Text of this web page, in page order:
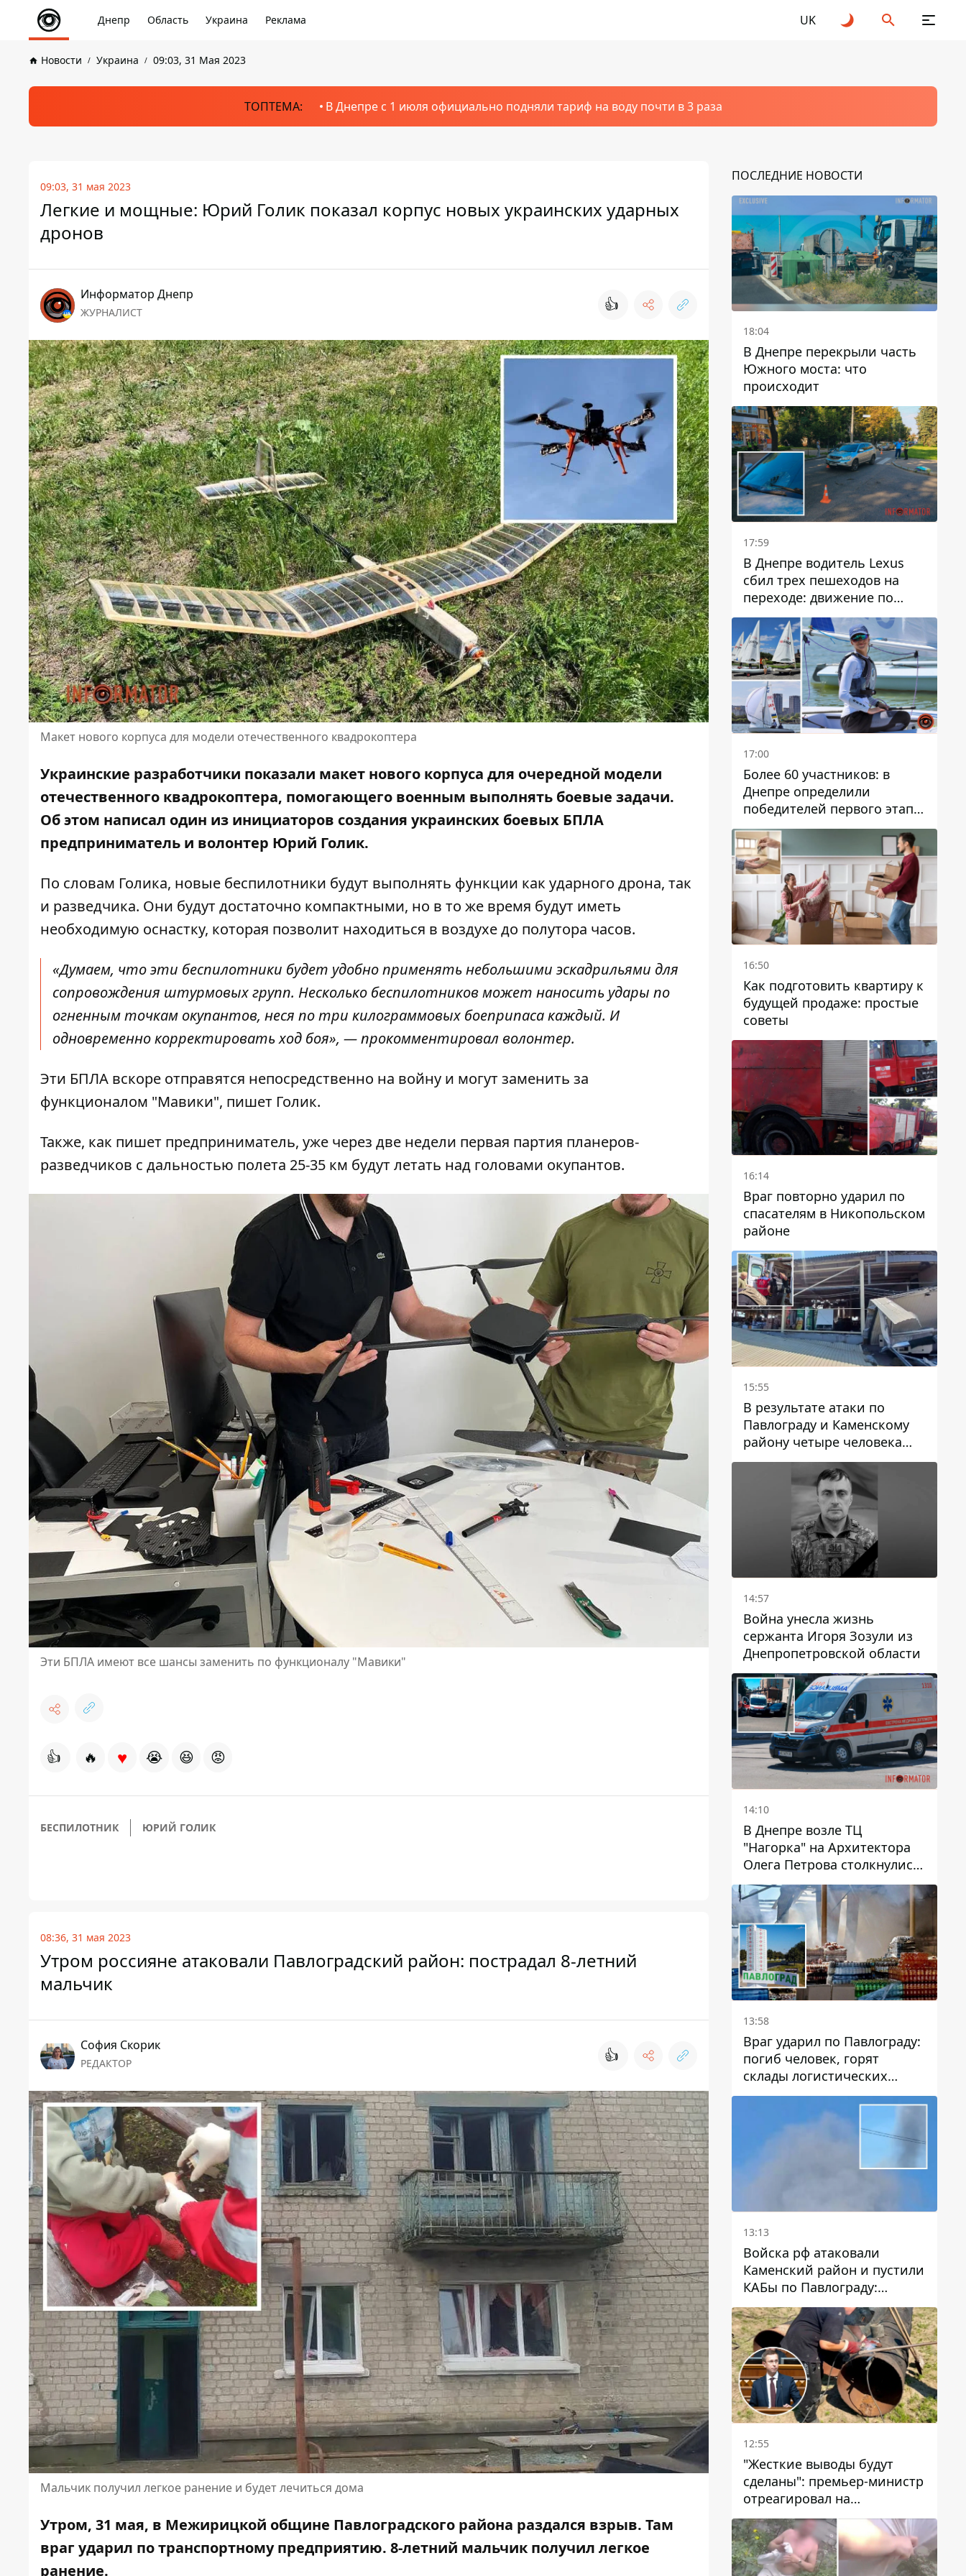
Днепр Область Украина Реклама UK
Новости Украина 09:03, 31 Мая 2023
ТОПТЕМА: В Днепре с 1 июля официально подняли тариф на воду почти в 3 раза
09:03, 31 мая 2023
Легкие и мощные: Юрий Голик показал корпус новых украинских ударных
дронов
Информатор Днепр
ЖУРНАЛИСТ 👍
Макет нового корпуса для модели отечественного квадрокоптера
Украинские разработчики показали макет нового корпуса для очередной модели
отечественного квадрокоптера, помогающего военным выполнять боевые задачи.
Об этом написал один из инициаторов создания украинских боевых БПЛА
предприниматель и волонтер Юрий Голик.
По словам Голика, новые беспилотники будут выполнять функции как ударного дрона, так
и разведчика. Они будут достаточно компактными, но в то же время будут иметь
необходимую оснастку, которая позволит находиться в воздухе до полутора часов.
«Думаем, что эти беспилотники будет удобно применять небольшими эскадрильями для
сопровождения штурмовых групп. Несколько беспилотников может наносить удары по
огненным точкам окупантов, неся по три килограммовых боеприпаса каждый. И
одновременно корректировать ход боя», — прокомментировал волонтер.
Эти БПЛА вскоре отправятся непосредственно на войну и могут заменить за
функционалом "Мавики", пишет Голик.
Также, как пишет предприниматель, уже через две недели первая партия планеров-
разведчиков с дальностью полета 25-35 км будут летать над головами окупантов.
Эти БПЛА имеют все шансы заменить по функционалу "Мавики"
👍 🔥 ♥ 😭 😆 😡
БЕСПИЛОТНИК ЮРИЙ ГОЛИК
08:36, 31 мая 2023
Утром россияне атаковали Павлоградский район: пострадал 8-летний
мальчик
София Скорик
РЕДАКТОР 👍
Мальчик получил легкое ранение и будет лечиться дома
Утром, 31 мая, в Межирицкой общине Павлоградского района раздался взрыв. Там
враг ударил по транспортному предприятию. 8-летний мальчик получил легкое
ранение.
ПОСЛЕДНИЕ НОВОСТИ
18:04
В Днепре перекрыли часть
Южного моста: что
происходит
17:59
В Днепре водитель Lexus
сбил трех пешеходов на
переходе: движение по
проспекту Науки
затруднено
17:00
Более 60 участников: в
Днепре определили
победителей первого этапа
Кубка Украины по
парусному спорту
16:50
Как подготовить квартиру к
будущей продаже: простые
советы
16:14
Враг повторно ударил по
спасателям в Никопольском
районе
15:55
В результате атаки по
Павлограду и Каменскому
району четыре человека
погибли, семеро получили
ранения
14:57
Война унесла жизнь
сержанта Игоря Зозули из
Днепропетровской области
14:10
В Днепре возле ТЦ
"Нагорка" на Архитектора
Олега Петрова столкнулись
"скорая" и Toyota: трамваи
№5 задерживаются
13:58
Враг ударил по Павлограду:
погиб человек, горят
склады логистических
компаний и магазина
13:13
Войска рф атаковали
Каменский район и пустили
КАБы по Павлограду:
пострадал мужчина, в небо
поднимается столб дыма
12:55
"Жесткие выводы будут
сделаны": премьер-министр
отреагировал на
несколькодневное
отсутствие воды в Марганце